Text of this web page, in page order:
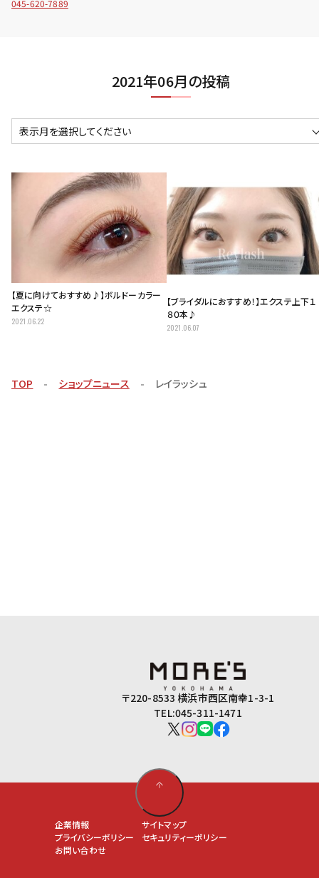
045-620-7889
2021年06月の投稿
表示月を選択してください
【夏に向けておすすめ♪】ボルドーカラー
エクステ☆
2021.06.22
【ブライダルにおすすめ！】エクステ上下１
８０本♪
2021.06.07
TOP ショップニュース レイラッシュ
〒220-8533 横浜市西区南幸1-3-1
TEL:045-311-1471
企業情報
サイトマップ
プライバシーポリシー
セキュリティーポリシー
お問い合わせ